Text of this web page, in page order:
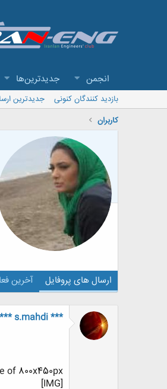
انجمن جدیدترین‌ها
بازدید کنندگان کنونی جدیدترین
کاربران
ارسال های پروفایل آخرین
*** s.mahdi ***
of 800x450px.
[IMG]